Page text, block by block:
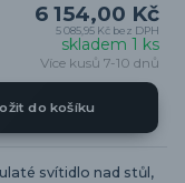
6 154,00 Kč
5 085,95 Kč bez DPH
skladem 1 ks
Více kusů 7-10 dnů
do košíku
svítidlo nad stůl,